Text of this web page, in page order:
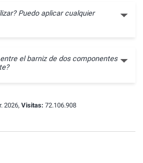
Puedo aplicar cualquier
el barniz de dos componentes
2026, Visitas: 72.106.908